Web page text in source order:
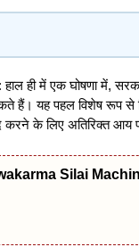
ही में एक घोषणा में,
हैं। यह पहल विशेष रूप से
करने के लिए अतिरिक्त आय
Silai